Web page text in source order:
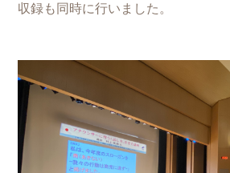
収録も同時に行いました。